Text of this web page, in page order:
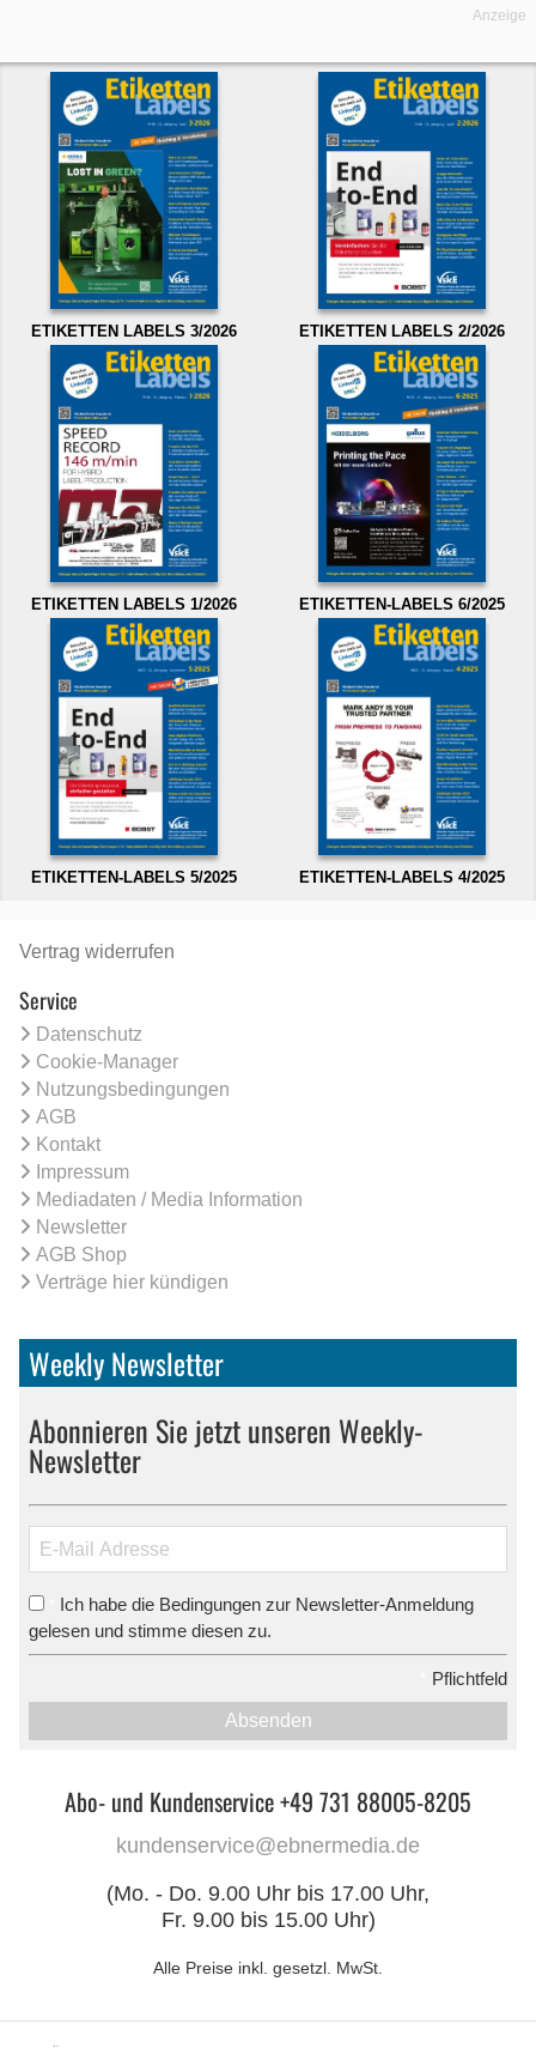
Anzeige
ETIKETTEN LABELS 3/2026 ETIKETTEN LABELS 2/2026
ETIKETTEN LABELS 1/2026 ETIKETTEN-LABELS 6/2025
ETIKETTEN-LABELS 5/2025 ETIKETTEN-LABELS 4/2025
Vertrag widerrufen
Service
Datenschutz
Cookie-Manager
Nutzungsbedingungen
AGB
Kontakt
Impressum
Mediadaten / Media Information
Newsletter
AGB Shop
Verträge hier kündigen
Weekly Newsletter
Abonnieren Sie jetzt unseren Weekly-
Newsletter
Ich habe die Bedingungen zur Newsletter-Anmeldung
gelesen und stimme diesen zu.
Pflichtfeld
Absenden
Abo- und Kundenservice +49 731 88005-8205
kundenservice@ebnermedia.de
(Mo. - Do. 9.00 Uhr bis 17.00 Uhr,
Fr. 9.00 bis 15.00 Uhr)
Alle Preise inkl. gesetzl. MwSt.